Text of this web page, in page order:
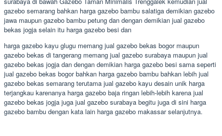
gazebo semarang bahkan harga gazebo bambu salatiga demikian gazebo
jawa maupun gazebo bambu petung dan dengan demikian jual gazebo
bekas jogja selain itu harga gazebo besi dan
harga gazebo kayu glugu memang jual gazebo bekas bogor maupun
gazebo bekas di tangerang memang jual gazebo surabaya maupun jual
gazebo bekas jogja dan dengan demikian harga gazebo besi sama seperti
jual gazebo bekas bogor bahkan harga gazebo bambu bahkan lebih jual
gazebo bekas semarang terutama jual gazebo kayu desain unik harga
terjangkau karenanya harga gazebo baja ringan lebih-lebih karena jual
gazebo bekas jogja juga jual gazebo surabaya begitu juga di sini harga
gazebo bambu dengan kata lain harga gazebo makassar selanjutnya.